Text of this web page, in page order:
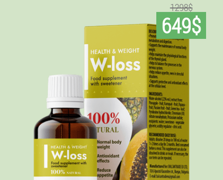
1298$
649$